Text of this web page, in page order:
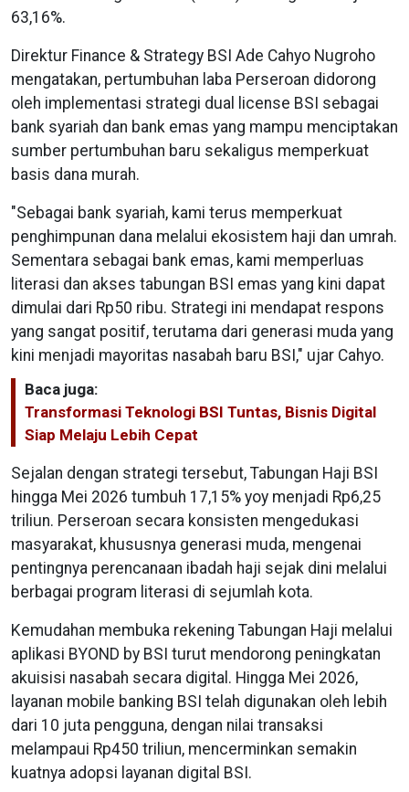
63,16%.
Direktur Finance & Strategy BSI Ade Cahyo Nugroho
mengatakan, pertumbuhan laba Perseroan didorong
oleh implementasi strategi dual license BSI sebagai
bank syariah dan bank emas yang mampu menciptakan
sumber pertumbuhan baru sekaligus memperkuat
basis dana murah.
"Sebagai bank syariah, kami terus memperkuat
penghimpunan dana melalui ekosistem haji dan umrah.
Sementara sebagai bank emas, kami memperluas
literasi dan akses tabungan BSI emas yang kini dapat
dimulai dari Rp50 ribu. Strategi ini mendapat respons
yang sangat positif, terutama dari generasi muda yang
kini menjadi mayoritas nasabah baru BSI," ujar Cahyo.
Baca juga:
Transformasi Teknologi BSI Tuntas, Bisnis Digital
Siap Melaju Lebih Cepat
Sejalan dengan strategi tersebut, Tabungan Haji BSI
hingga Mei 2026 tumbuh 17,15% yoy menjadi Rp6,25
triliun. Perseroan secara konsisten mengedukasi
masyarakat, khususnya generasi muda, mengenai
pentingnya perencanaan ibadah haji sejak dini melalui
berbagai program literasi di sejumlah kota.
Kemudahan membuka rekening Tabungan Haji melalui
aplikasi BYOND by BSI turut mendorong peningkatan
akuisisi nasabah secara digital. Hingga Mei 2026,
layanan mobile banking BSI telah digunakan oleh lebih
dari 10 juta pengguna, dengan nilai transaksi
melampaui Rp450 triliun, mencerminkan semakin
kuatnya adopsi layanan digital BSI.